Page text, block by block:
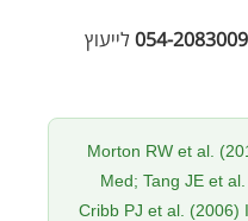
054-2083009לייעוץ
Morton RW et al.
Med; Tang JE et
Cribb PJ et al. (2006)